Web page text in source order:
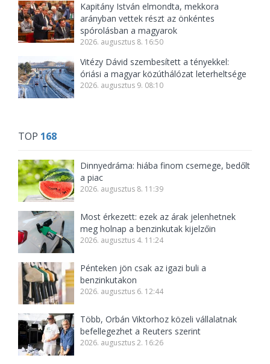
Kapitány István elmondta, mekkora
arányban vettek részt az önkéntes
spórolásban a magyarok
2026. augusztus 8. 16:50
Vitézy Dávid szembesített a tényekkel:
óriási a magyar közúthálózat leterheltsége
2026. augusztus 9. 08:10
TOP 168
Dinnyedráma: hiába finom csemege, bedőlt
a piac
2026. augusztus 8. 11:39
Most érkezett: ezek az árak jelenhetnek
meg holnap a benzinkutak kijelzőin
2026. augusztus 4. 11:24
Pénteken jön csak az igazi buli a
benzinkutakon
2026. augusztus 6. 12:44
Több, Orbán Viktorhoz közeli vállalatnak
befellegezhet a Reuters szerint
2026. augusztus 2. 16:26